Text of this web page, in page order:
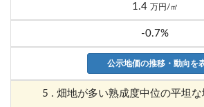
1.4 万円/㎡
-0.7%
公示地価の推移・動向を
5 . 畑地が多い熟成度中位の平坦